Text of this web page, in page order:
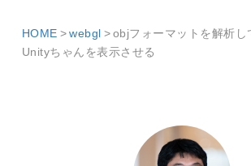
HOME webgl
objフォーマットを解析
Unityちゃんを表示させる